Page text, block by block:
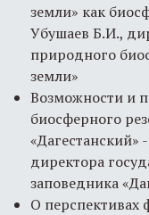
земли» как
Убушаев Б.И.,
природного
земли»
Возможности и
биосферного
«Дагестанский»
директора
заповедника
О перспективах